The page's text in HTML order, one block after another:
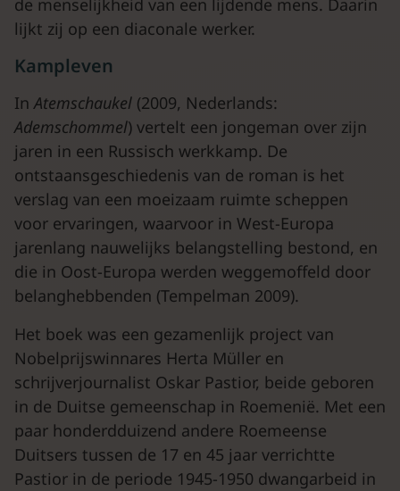
de menselijkheid van een lijdende mens. Daarin
lijkt zij op een diaconale werker.
Kampleven
InAtemschaukel (2009, Nederlands:
Ademschommel) vertelt een jongeman over zijn
jaren in een Russisch werkkamp. De
ontstaansgeschiedenis van de roman is het
verslag van een moeizaam ruimte scheppen
voor ervaringen, waarvoor in West-Europa
jarenlang nauwelijks belangstelling bestond, en
die in Oost-Europa werden weggemoffeld door
belanghebbenden (Tempelman 2009).
Het boek was een gezamenlijk project van
Nobelprijswinnares Herta Müller en
schrijverjournalist Oskar Pastior, beide geboren
in de Duitse gemeenschap in Roemenië. Met een
paar honderdduizend andere Roemeense
Duitsers tussen de 17 en 45 jaar verrichtte
Pastior in de periode 1945-1950 dwangarbeid in